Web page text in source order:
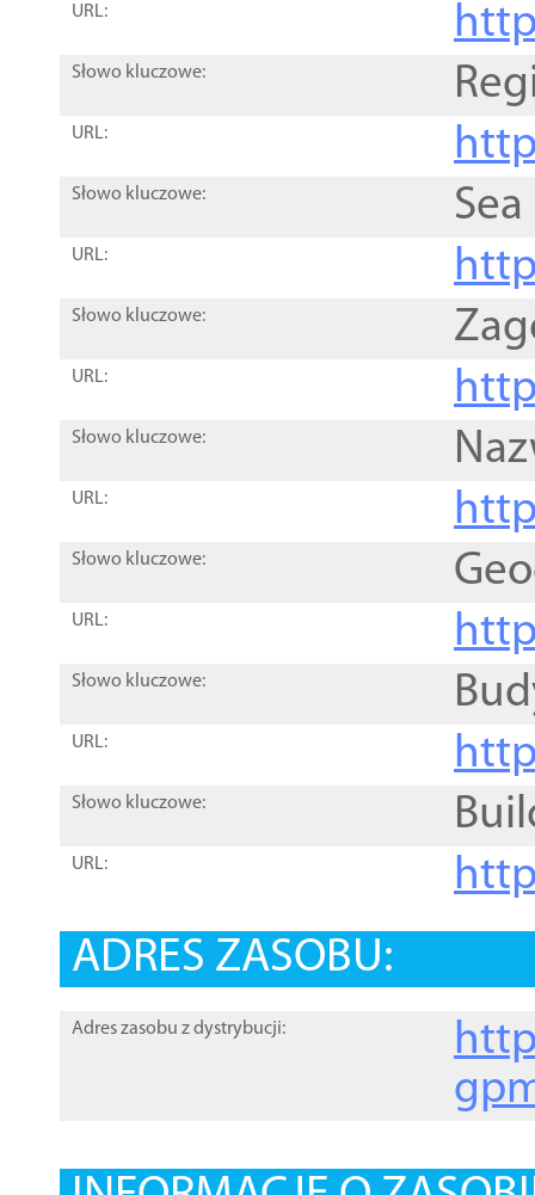
URL:
Słowo kluczowe:
URL:
Słowo kluczowe:
URL:
Słowo kluczowe:
URL:
Słowo kluczowe:
URL:
Słowo kluczowe:
URL:
Słowo kluczowe:
URL:
Słowo kluczowe:
URL:
ADRES ZASOBU:
Adres zasobu z dystrybucji: